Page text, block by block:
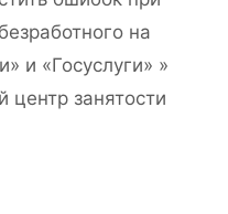
на
и «Госуслуги» »
центр занятости